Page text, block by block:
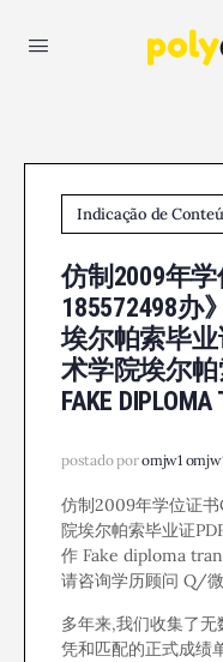
Indicação de
仿制2009年
185572498办
埃尔帕索毕业
术学院埃尔帕
FAKE
postado poromjw1
仿制2009年学位证
院埃尔帕索毕业证
作 Fake diploma
请咨询学历顾问 Q/
多年来,我们收集了
凭和匹配的正式成绩